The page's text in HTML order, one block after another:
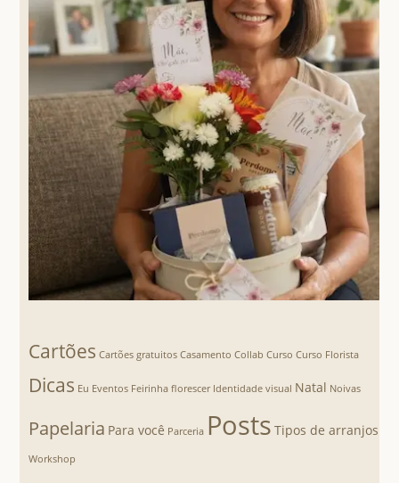
Cartões Cartões gratuitos Casamento Collab Curso Curso Florista
Dicas Eu Eventos Feirinha florescer Identidade visual Natal Noivas
Papelaria Para você Parceria Posts Tipos de arranjos
Workshop